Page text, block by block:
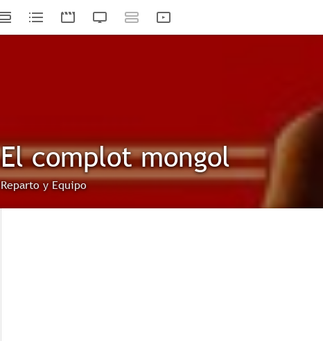
El complot mongol
Reparto y Equipo